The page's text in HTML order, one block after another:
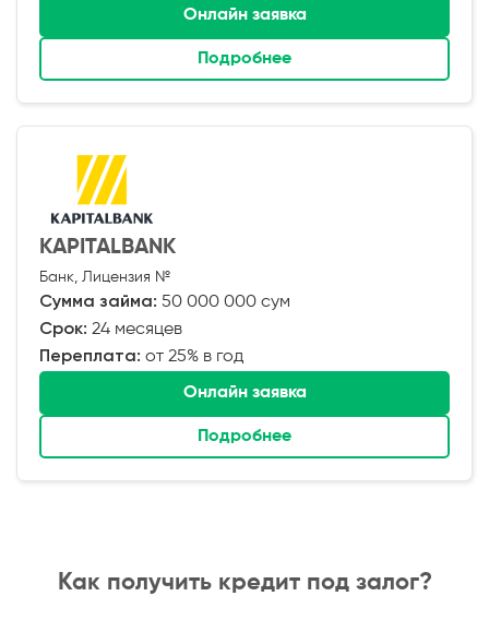
Онлайн заявка
Подробнее
KAPITALBANK
Банк, Лицензия №
Сумма займа: 50 000 000 сум
Срок: 24 месяцев
Переплата: от 25% в год
Онлайн заявка
Подробнее
Как получить кредит под залог?